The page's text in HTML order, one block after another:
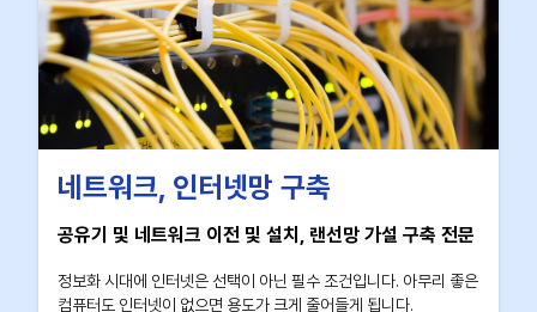
네트워크, 인터넷망 구축
공유기 및 네트워크 이전 및 설치, 랜선망 가설 구축 전문
정보화 시대에 인터넷은 선택이 아닌 필수 조건입니다. 아무리 좋은
컴퓨터도 인터넷이 없으면 용도가 크게 줄어들게 됩니다.